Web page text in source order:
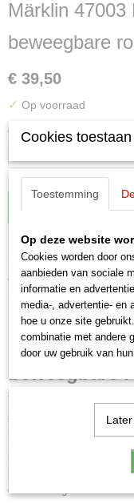
Märklin 47003
beweegbare
€ 39,50
✓ Op voorraad
Aantal
IN
Specificaties
EAN code
4001883470030
Productcode leverancier
47003
Schaal
Omschrijving
Märklin
Type Res 676 van de
standaardtype met 19,90
Draaistellen type
loopeigenschappen.
details. Lengte over
Cookies
Toestemming
Op deze website
Cookies worden door
aanbieden van sociale
informatie en
media-, advertentie- en
hoe u onze site
combinatie met andere
door uw gebruik van